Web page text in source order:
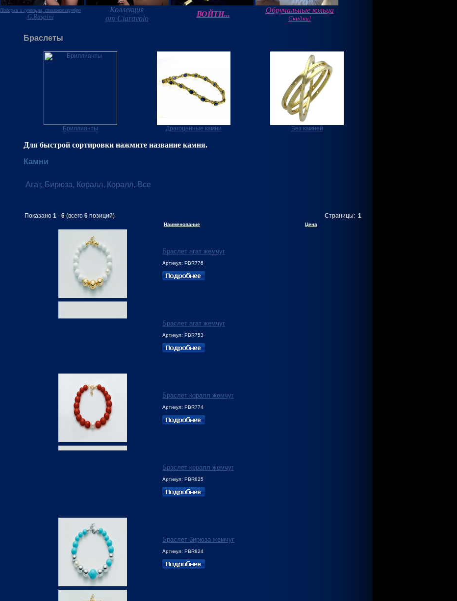
Подарки и сувениры, столовое серебро
G.Raspini
Коллекция
от Ciaravolo
ВОЙТИ... Обручальные кольца
Скидки!
Браслеты
Бриллианты Драгоценные камни Без камней
Для быстрой сортировки нажмите название камня.
Камни
Агат, Бирюза, Коралл, Коралл, Все
Показано 1 - 6 (всего 6 позиций) Страницы: 1
Наименование Цена
Браслет агат жемчуг
Артикул: PВR776
Браслет агат жемчуг
Артикул: PBR753
Браслет коралл жемчуг
Артикул: PBR774
Браслет коралл жемчуг
Артикул: PBR825
Браслет бирюза жемчуг
Артикул: PBR824